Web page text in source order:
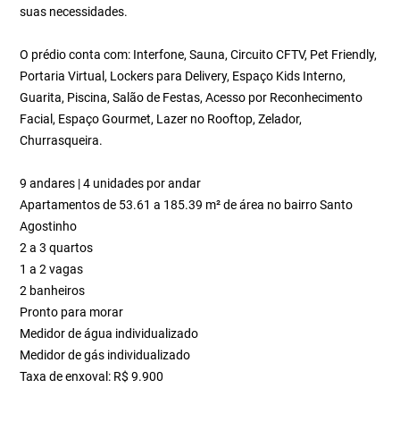
suas necessidades.
O prédio conta com: Interfone, Sauna, Circuito CFTV, Pet Friendly,
Portaria Virtual, Lockers para Delivery, Espaço Kids Interno,
Guarita, Piscina, Salão de Festas, Acesso por Reconhecimento
Facial, Espaço Gourmet, Lazer no Rooftop, Zelador,
Churrasqueira.
9 andares | 4 unidades por andar
Apartamentos de 53.61 a 185.39 m² de área no bairro Santo
Agostinho
2 a 3 quartos
1 a 2 vagas
2 banheiros
Pronto para morar
Medidor de água individualizado
Medidor de gás individualizado
Taxa de enxoval: R$ 9.900